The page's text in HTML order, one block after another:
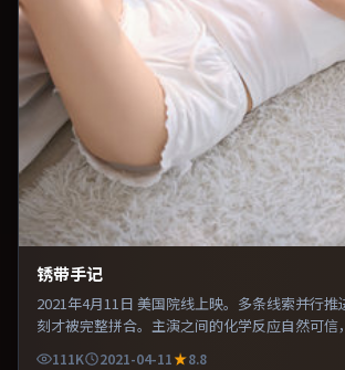
锈带手记
2021年4月11日 美国院线上映。多条线索并行
刻才被完整拼合。主演之间的化学反应自然可信
全片。整体完成度较高，适合周末一口气看完。
111K 2021-04-11
8.8